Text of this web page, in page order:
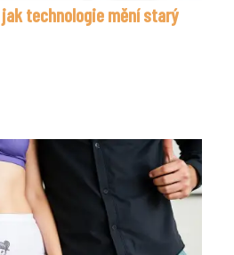
technologie mění starý